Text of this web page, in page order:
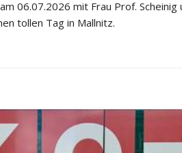
06.07.2026 mit Frau Prof. Scheinig
tollen Tag in Mallnitz.